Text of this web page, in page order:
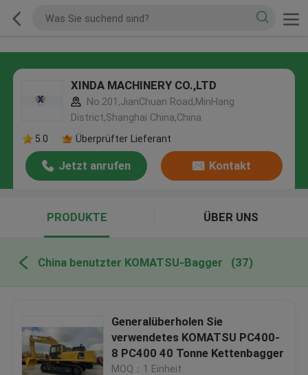
XINDA MACHINERY CO.,LTD
No.201,JianChuan Road,MinHang
District,Shanghai China,China
5.0
Überprüfter Lieferant
Jetzt anrufen Kontakt
PRODUKTE ÜBER UNS
China benutzter KOMATSU-Bagger (37)
Generalüberholen Sie
verwendetes KOMATSU PC400-
8 PC400 40 Tonne Kettenbagger
MOQ：1 Einheit